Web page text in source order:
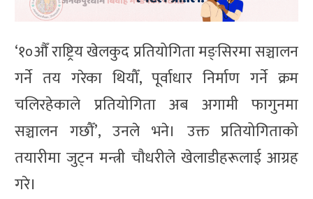
‘१०औँ राष्ट्रिय खेलकुद प्रतियोगिता मङ्सिरमा सञ्चालन
गर्ने तय गरेका थियौँ, पूर्वाधार निर्माण गर्ने क्रम
चलिरहेकाले प्रतियोगिता अब अगामी फागुनमा
सञ्चालन गछौँ’, उनले भने। उक्त प्रतियोगिताको
तयारीमा जुट्न मन्त्री चौधरीले खेलाडीहरूलाई आग्रह
गरे।